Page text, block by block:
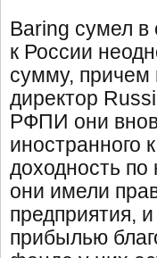
Baring сумел в
к России
сумму, причем
директор
РФПИ они
иностранного
доходность по
они имели
предприятия,
прибылью